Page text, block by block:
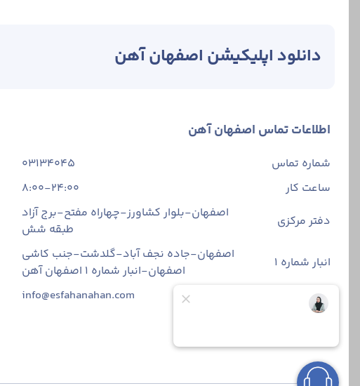
دانلود اپلیکیشن اصفهان آهن
اطلاعات تماس اصفهان آهن
شماره تماس
03134045
ساعت کار
8:00-24:00
دفتر مرکزی
اصفهان-بلوار کشاورز-چهاراه مفتح-برج آزاد
طبقه شش
انبار شماره 1
اصفهان-جاده نجف آباد-گلدشت-جنب کاشی
اصفهان-انبار شماره ۱ اصفهان آهن
ایمیل
info@esfahanahan.com